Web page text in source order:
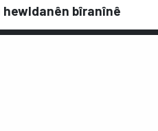
hewldanên bîranînê